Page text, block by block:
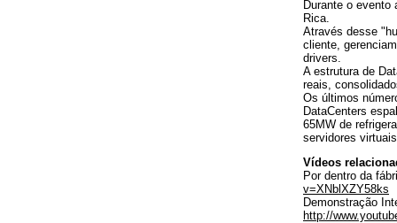
Durante o
Rica.
Através desse
cliente,
drivers.
A estrutura de
reais,
Os últimos
DataCenters
65MW de
servidores
Vídeos
Por dentro da
v=XNblXZY58ks
Demonstração
http://